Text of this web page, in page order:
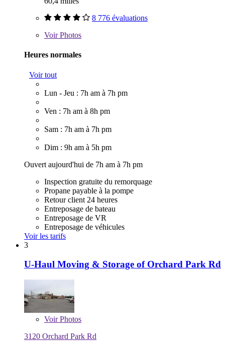
8 776 évaluations
VoirPhotos
Heures normales
Voir tout
Lun - Jeu : 7h am à 7h pm
Ven : 7h am à 8h pm
Sam : 7h am à 7h pm
Dim : 9h am à 5h pm
Ouvert aujourd'hui de 7h am à 7h pm
Inspection gratuite du remorquage
Propane payable à la pompe
Retour client 24 heures
Entreposage de bateau
Entreposage de VR
Entreposage de véhicules
Voir les tarifs
3
U-Haul Moving & Storage of Orchard Park Rd
VoirPhotos
3120 Orchard Park Rd